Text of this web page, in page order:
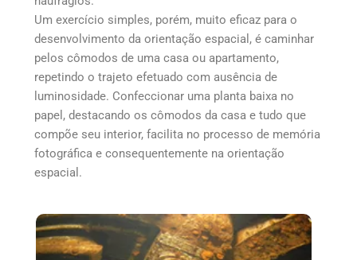
Um exercício simples, porém, muito eficaz para o
desenvolvimento da orientação espacial, é caminhar
pelos cômodos de uma casa ou apartamento,
repetindo o trajeto efetuado com ausência de
luminosidade. Confeccionar uma planta baixa no
papel, destacando os cômodos da casa e tudo que
compõe seu interior, facilita no processo de memória
fotográfica e consequentemente na orientação
espacial.